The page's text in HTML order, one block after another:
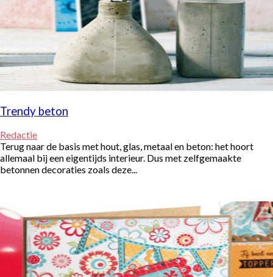
Trendy beton
Redactie
Terug naar de basis met hout, glas, metaal en beton: het hoort
allemaal bij een eigentijds interieur. Dus met zelfgemaakte
betonnen decoraties zoals deze...